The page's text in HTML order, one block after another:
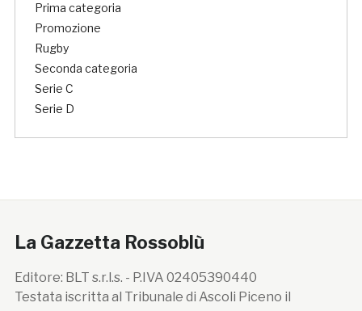
Prima categoria
Promozione
Rugby
Seconda categoria
Serie C
Serie D
La Gazzetta Rossoblù
Editore: BLT s.r.l.s. - P.IVA 02405390440
Testata iscritta al Tribunale di Ascoli Piceno il